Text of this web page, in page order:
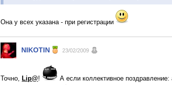
Она у всех указана - при регистрации
NIKOTIN 23/02/2009
Точно, Lip@!
А если коллективное